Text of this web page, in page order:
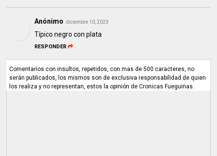
Anónimo diciembre 10, 2023
Típico negro con plata
RESPONDER
Comentarios con insultos, repetidos, con mas de 500 caracteres, no
serán publicados, los mismos son de exclusiva responsabilidad de quien
los realiza y no representan, estos la opinión de Cronicas Fueguinas.